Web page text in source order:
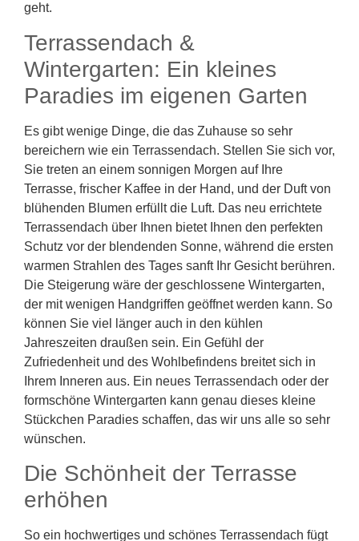
geht.
Terrassendach &
Wintergarten: Ein kleines
Paradies im eigenen Garten
Es gibt wenige Dinge, die das Zuhause so sehr
bereichern wie ein Terrassendach. Stellen Sie sich vor,
Sie treten an einem sonnigen Morgen auf Ihre
Terrasse, frischer Kaffee in der Hand, und der Duft von
blühenden Blumen erfüllt die Luft. Das neu errichtete
Terrassendach über Ihnen bietet Ihnen den perfekten
Schutz vor der blendenden Sonne, während die ersten
warmen Strahlen des Tages sanft Ihr Gesicht berühren.
Die Steigerung wäre der geschlossene Wintergarten,
der mit wenigen Handgriffen geöffnet werden kann. So
können Sie viel länger auch in den kühlen
Jahreszeiten draußen sein. Ein Gefühl der
Zufriedenheit und des Wohlbefindens breitet sich in
Ihrem Inneren aus. Ein neues Terrassendach oder der
formschöne Wintergarten kann genau dieses kleine
Stückchen Paradies schaffen, das wir uns alle so sehr
wünschen.
Die Schönheit der Terrasse
erhöhen
So ein hochwertiges und schönes Terrassendach fügt